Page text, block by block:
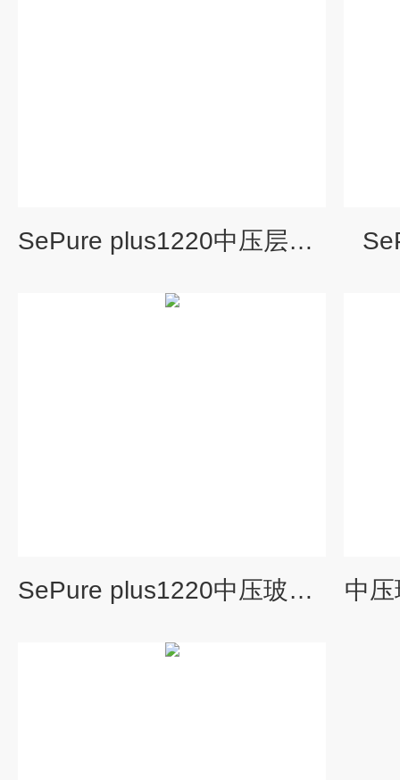
SePure plus1220中压层析柱
SePure plus1220中压玻璃层析柱 中